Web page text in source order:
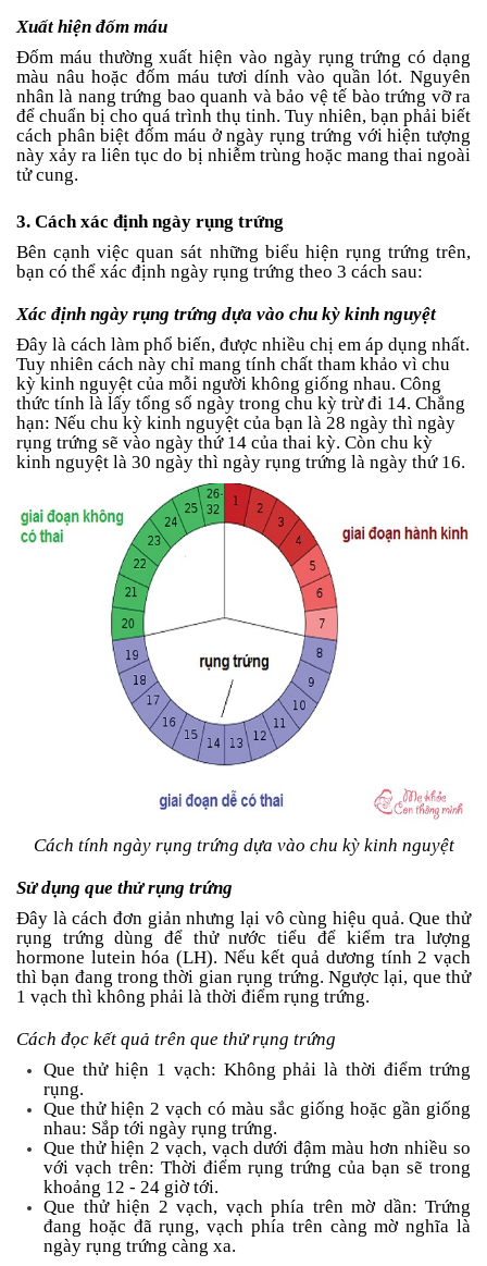
Xuất hiện đốm máu
Đốm máu thường xuất hiện vào ngày rụng trứng có dạng
màu nâu hoặc đốm máu tươi dính vào quần lót. Nguyên
nhân là nang trứng bao quanh và bảo vệ tế bào trứng vỡ ra
để chuẩn bị cho quá trình thụ tinh. Tuy nhiên, bạn phải biết
cách phân biệt đốm máu ở ngày rụng trứng với hiện tượng
này xảy ra liên tục do bị nhiễm trùng hoặc mang thai ngoài
tử cung.
3. Cách xác định ngày rụng trứng
Bên cạnh việc quan sát những biểu hiện rụng trứng trên,
bạn có thể xác định ngày rụng trứng theo 3 cách sau:
Xác định ngày rụng trứng dựa vào chu kỳ kinh nguyệt
Đây là cách làm phổ biến, được nhiều chị em áp dụng nhất.
Tuy nhiên cách này chỉ mang tính chất tham khảo vì chu
kỳ kinh nguyệt của mỗi người không giống nhau. Công
thức tính là lấy tổng số ngày trong chu kỳ trừ đi 14. Chẳng
hạn: Nếu chu kỳ kinh nguyệt của bạn là 28 ngày thì ngày
rụng trứng sẽ vào ngày thứ 14 của thai kỳ. Còn chu kỳ
kinh nguyệt là 30 ngày thì ngày rụng trứng là ngày thứ 16.
Cách tính ngày rụng trứng dựa vào chu kỳ kinh nguyệt
Sử dụng que thử rụng trứng
Đây là cách đơn giản nhưng lại vô cùng hiệu quả. Que thử
rụng trứng dùng để thử nước tiểu để kiểm tra lượng
hormone lutein hóa (LH). Nếu kết quả dương tính 2 vạch
thì bạn đang trong thời gian rụng trứng. Ngược lại, que thử
1 vạch thì không phải là thời điểm rụng trứng.
Cách đọc kết quả trên que thử rụng trứng
Que thử hiện 1 vạch: Không phải là thời điểm trứng
rụng.
Que thử hiện 2 vạch có màu sắc giống hoặc gần giống
nhau: Sắp tới ngày rụng trứng.
Que thử hiện 2 vạch, vạch dưới đậm màu hơn nhiều so
với vạch trên: Thời điểm rụng trứng của bạn sẽ trong
khoảng 12 - 24 giờ tới.
Que thử hiện 2 vạch, vạch phía trên mờ dần: Trứng
đang hoặc đã rụng, vạch phía trên càng mờ nghĩa là
ngày rụng trứng càng xa.